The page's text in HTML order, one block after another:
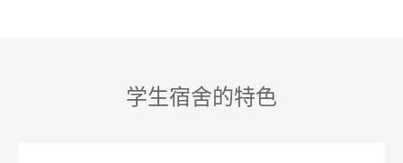
学生宿舍的特色